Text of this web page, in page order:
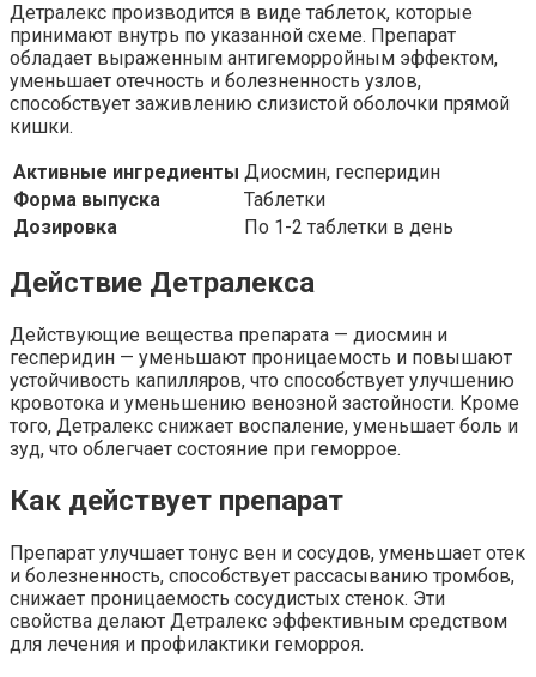
Детралекс производится в виде таблеток, которые
принимают внутрь по указанной схеме. Препарат
обладает выраженным антигеморройным эффектом,
уменьшает отечность и болезненность узлов,
способствует заживлению слизистой оболочки прямой
кишки.
Активные ингредиенты Диосмин, гесперидин
Форма выпуска
Таблетки
Дозировка
По 1-2 таблетки в день
Действие Детралекса
Действующие вещества препарата — диосмин и
гесперидин — уменьшают проницаемость и повышают
устойчивость капилляров, что способствует улучшению
кровотока и уменьшению венозной застойности. Кроме
того, Детралекс снижает воспаление, уменьшает боль и
зуд, что облегчает состояние при геморрое.
Как действует препарат
Препарат улучшает тонус вен и сосудов, уменьшает отек
и болезненность, способствует рассасыванию тромбов,
снижает проницаемость сосудистых стенок. Эти
свойства делают Детралекс эффективным средством
для лечения и профилактики геморроя.